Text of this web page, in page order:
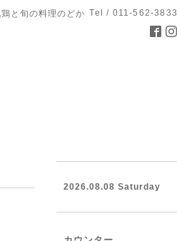
と旬の料理のどか Tel / 011-562-3833
2026.08.08 Saturday